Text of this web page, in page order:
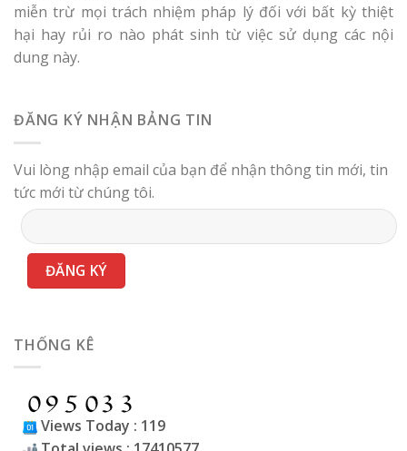
miễn trừ mọi trách nhiệm pháp lý đối với bất kỳ thiệt
hại hay rủi ro nào phát sinh từ việc sử dụng các nội
dung này.
ĐĂNG KÝ NHẬN BẢNG TIN
Vui lòng nhập email của bạn để nhận thông tin mới, tin
tức mới từ chúng tôi.
THỐNG KÊ
Views Today : 119